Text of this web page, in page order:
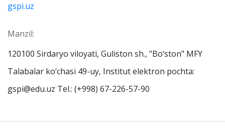
gspi.uz
Manzil:
120100 Sirdaryo viloyati, Guliston sh., "Bo‘ston" MFY
Talabalar ko‘chasi 49-uy, Institut elektron pochta:
gspi@edu.uz Tel.: (+998) 67-226-57-90